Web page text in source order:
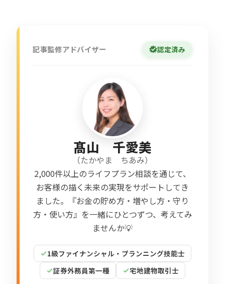
記事監修アドバイザー 認定済み
髙山 千愛美
（たかやま ちあみ）
2,000件以上のライフプラン相談を通じて、
お客様の描く未来の実現をサポートしてき
ました。『お金の貯め方・増やし方・守り
方・使い方』を一緒にひとつずつ、考えてみ
ませんか💡
1級ファイナンシャル・プランニング技能士
証券外務員第一種
宅地建物取引士